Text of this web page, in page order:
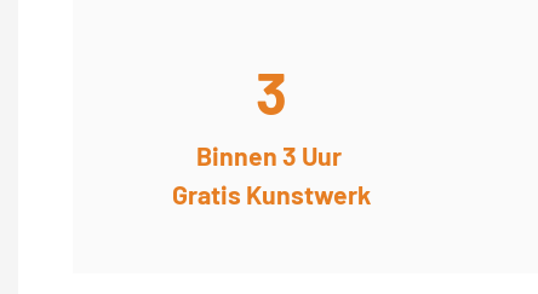
3
Binnen 3 Uur
Gratis Kunstwerk